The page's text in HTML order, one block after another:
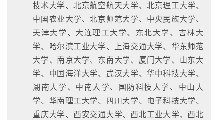
技术大学、北京航空航天大学、北京理工大学、
中国农业大学、北京师范大学、中央民族大学、
天津大学、大连理工大学、东北大学、吉林大
学、哈尔滨工业大学、上海交通大学、华东师范
大学、南京大学、东南大学、厦门大学、山东大
学、中国海洋大学、武汉大学、华中科技大学、
湖南大学、中南大学、国防科技大学、中山大
学、华南理工大学、四川大学、电子科技大学、
重庆大学、西安交通大学、西北工业大学、西北